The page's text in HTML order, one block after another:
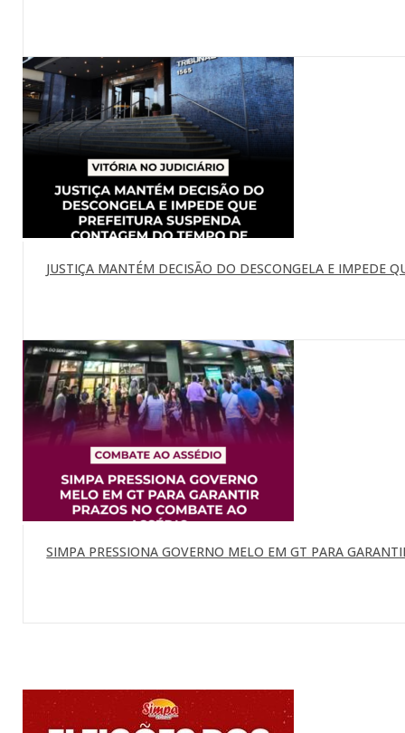
JUSTIÇA MANTÉM DECISÃO DO DESCONGELA E IMPEDE
SIMPA PRESSIONA GOVERNO MELO EM GT PARA